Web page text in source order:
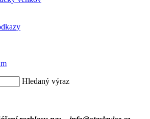
Hledaný výraz